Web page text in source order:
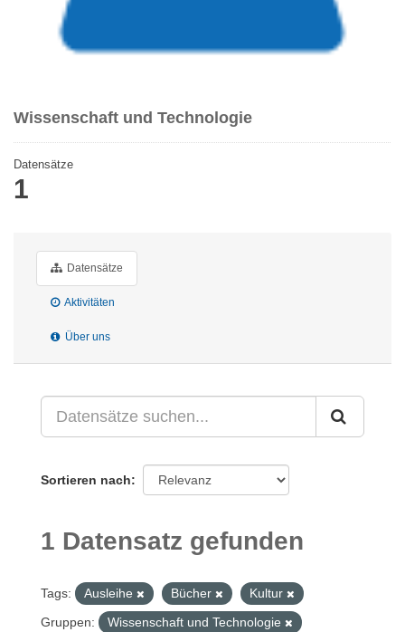
Wissenschaft und Technologie
Datensätze
1
Datensätze
Aktivitäten
Über uns
Sortieren nach
1 Datensatz gefunden
Tags: Ausleihe Bücher
Kultur
Gruppen:
Wissenschaft und Technologie